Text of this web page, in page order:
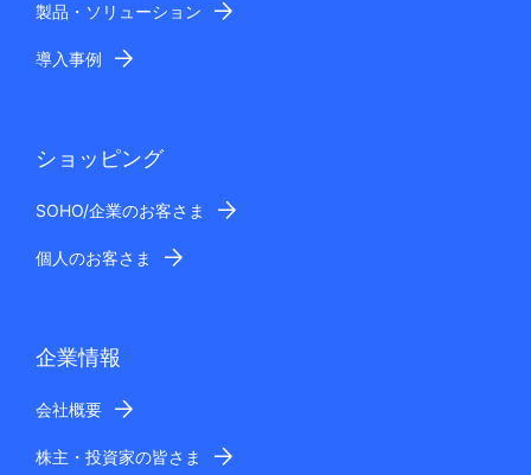
製品・ソリューション
導入事例
ショッピング
SOHO/企業のお客さま
個人のお客さま
企業情報
会社概要
株主・投資家の皆さま